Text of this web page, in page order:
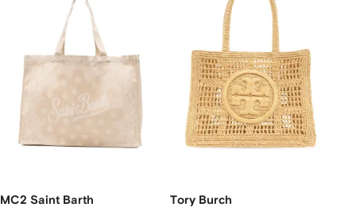
MC2 Saint Barth Tory Burch